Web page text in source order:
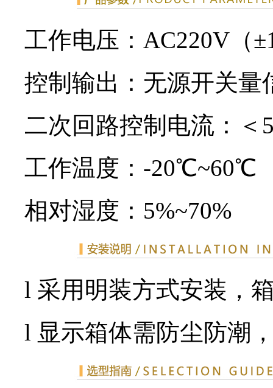
工作电压：AC220V（
控制输出：无源开关量
二次回路控制电流：＜
工作温度：-20℃~60℃
相对湿度：5%~70%
l 采用明装方式安装，
l 显示箱体需防尘防潮